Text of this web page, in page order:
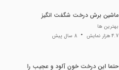
ماشین برش درخت شگفت انگیز
بهترین ها
4.7 هزار نمایش
8 سال پیش
حتما این درخت خون آلود و عجیب را